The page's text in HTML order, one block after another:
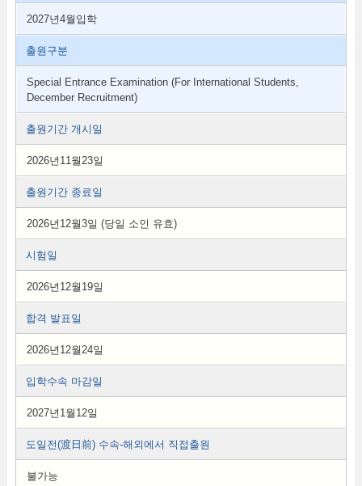
2027년4월입학
출원구분
Special Entrance Examination (For International Students,
December Recruitment)
출원기간 개시일
2026년11월23일
출원기간 종료일
2026년12월3일 (당일 소인 유효)
시험일
2026년12월19일
합격 발표일
2026년12월24일
입학수속 마감일
2027년1월12일
도일전(渡日前) 수속-해외에서 직접출원
불가능